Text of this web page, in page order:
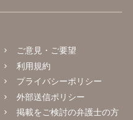
ご意見・ご要望
利用規約
プライバシーポリシー
外部送信ポリシー
掲載をご検討の弁護士の方